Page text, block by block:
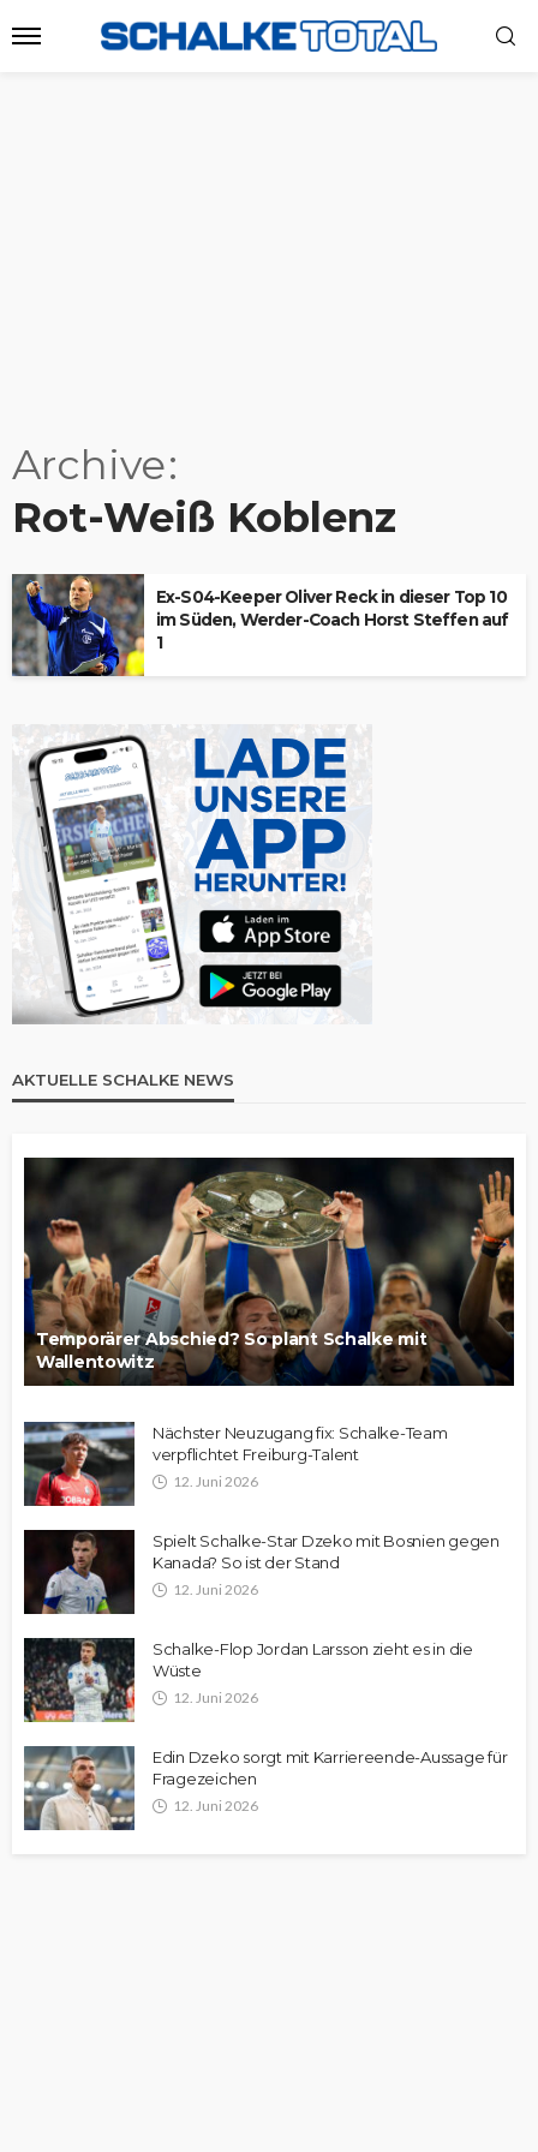
Archive
Rot-Weiß Koblenz
Ex-S04-Keeper Oliver Reck in dieser Top 10
im Süden, Werder-Coach Horst Steffen auf
1
AKTUELLE SCHALKE NEWS
Temporärer Abschied? So plant Schalke mit
Wallentowitz
Nächster Neuzugang fix: Schalke-Team
verpflichtet Freiburg-Talent
12. Juni 2026
Spielt Schalke-Star Dzeko mit Bosnien gegen
Kanada? So ist der Stand
12. Juni 2026
Schalke-Flop Jordan Larsson zieht es in die
Wüste
12. Juni 2026
Edin Dzeko sorgt mit Karriereende-Aussage für
Fragezeichen
12. Juni 2026